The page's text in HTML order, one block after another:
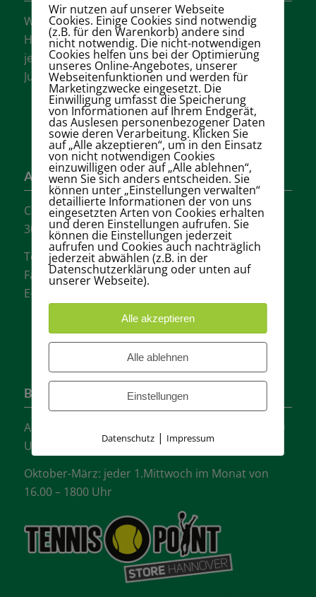
Wir sind einer der größten Tennisvereine
Hannovers mit vielen aktiven Mannschaften in
jeder Altersklasse für Damen, Herren und
Jugendliche.
Adresse
Carl-Loges-Str.12
30657 Hannover
Tel.: + 49 511- 6046340
Fax: + 49 511- 601048
E-Mail:
Bürozeiten
April-September: jeder Mittwoch von 16.00 -18:00
Uhr
Oktober-März: jeder 1.Mittwoch im Monat von
16.00 – 1800 Uhr
Wir nutzen auf unserer Webseite
Cookies. Einige Cookies sind notwendig
(z.B. für den Warenkorb) andere sind
nicht notwendig. Die nicht-notwendigen
Cookies helfen uns bei der Optimierung
unseres Online-Angebotes, unserer
Webseitenfunktionen und werden für
Marketingzwecke eingesetzt. Die
Einwilligung umfasst die Speicherung
von Informationen auf Ihrem Endgerät,
das Auslesen personenbezogener Daten
sowie deren Verarbeitung. Klicken Sie
auf „Alle akzeptieren“, um in den Einsatz
von nicht notwendigen Cookies
einzuwilligen oder auf „Alle ablehnen“,
wenn Sie sich anders entscheiden. Sie
können unter „Einstellungen verwalten“
detaillierte Informationen der von uns
eingesetzten Arten von Cookies erhalten
und deren Einstellungen aufrufen. Sie
können die Einstellungen jederzeit
aufrufen und Cookies auch nachträglich
jederzeit abwählen (z.B. in der
Datenschutzerklärung oder unten auf
unserer Webseite).
Alle akzeptieren
Alle ablehnen
Einstellungen
Datenschutz| Impressum